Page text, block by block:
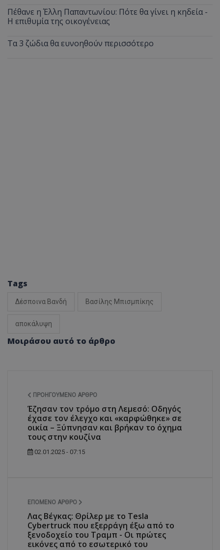
Πέθανε η Έλλη Παπαντωνίου: Πότε θα γίνει η κηδεία -
Η επιθυμία της οικογένειας
Τα 3 ζώδια θα ευνοηθούν περισσότερο
Tags
Δέσποινα Βανδή Βασίλης Μπισμπίκης
αποκάλυψη
Μοιράσου αυτό το άρθρο
ΠΡΟΗΓΟΎΜΕΝΟ ΆΡΘΡΟ
Έζησαν τον τρόμο στη Λεμεσό: Οδηγός
έχασε τον έλεγχο και «καρφώθηκε» σε
οικία – Ξύπνησαν και βρήκαν το όχημα
τους στην κουζίνα
02.01.2025 - 07:15
ΕΠΌΜΕΝΟ ΆΡΘΡΟ
Λας Βέγκας: Θρίλερ με το Tesla
Cybertruck που εξερράγη έξω από το
ξενοδοχείο του Τραμπ - Οι πρώτες
εικόνες από το εσωτερικό του